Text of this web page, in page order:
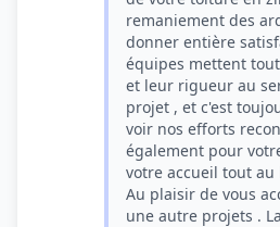
remaniement des
donner entière
équipes mettent
et leur rigueur au
projet , et c'est
voir nos efforts
également pour
votre accueil tout
Au plaisir de vous
une autre projets .